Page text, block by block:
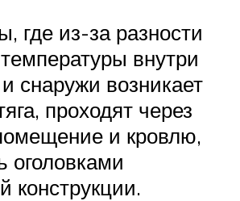
где из-за разности
внутри
снаружи возникает
проходят через
и кровлю,
оголовками
конструкции.